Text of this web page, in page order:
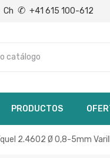
Ch ✆ +41 615 100-612
PRODUCTOS
2.4602 Ø 0,8-5mm